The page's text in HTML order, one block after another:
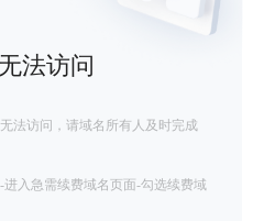
法访问
法访问，请域名所有人及时完成
入急需续费域名页面-勾选续费域